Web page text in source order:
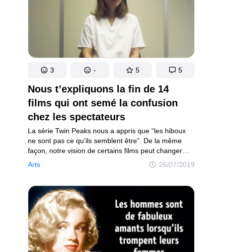
l’Australie, la Chine et le Pakistan, ont décidé
de reproduire l’expérience.
Nous t’expliquons la fin de 14
films qui ont semé la confusion
chez les spectateurs
Arts 26/07/2019
La série Twin Peaks nous a appris que “les hiboux
ne sont pas ce qu’ils semblent être”. De la même
façon, notre vision de certains films peut changer
lorsque l’on comprend le sens véritable de leur fin.
3 - 5 5